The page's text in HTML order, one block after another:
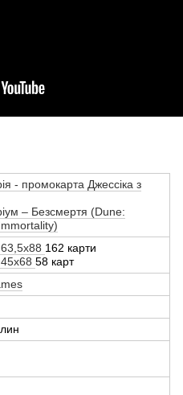
- промокарта Джессіка з
– Безсмертя (Dune:
162 карти
58 карт